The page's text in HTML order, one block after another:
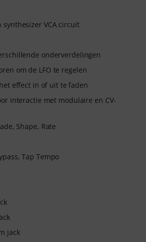
synthesizer VCA circuit
onderverdelingen
om de LFO te regelen
effect in of uit te faden
interactie met modulaire en CV-
Shape, Rate
Tap Tempo
jack